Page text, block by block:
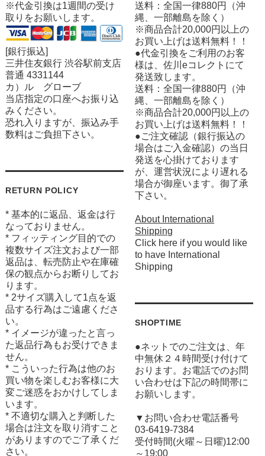
※代金引換は1週間の受け
取りをお願いします。
[銀行振込]
三井住友銀行 渋谷駅前支店
普通 4331144
カ）ル グローブ
当店指定の口座へお振り込
みください。
恐れ入りますが、振込み手
数料はご負担下さい。
RETURN POLICY
* 基本的に返品、返金は行
なっておりません。
* フィッティング目的での
複数サイズ注文および一部
返品は、転売防止や在庫確
保の観点からお断りしてお
ります。
* 2サイズ購入して1点を返
品する行為はご遠慮くださ
い。
* イメージが違ったと言っ
た返品行為もお受けできま
せん。
* こういった行為は他のお
買い物を楽しむお客様に大
変ご迷惑をおかけしてしま
います。
* 不適切な購入と判断した
場合は注文を取り消すこと
がありますのでご了承くだ
さい。
送料：全国一律880円（沖
縄、一部離島を除く）
※商品合計20,000円以上の
お買い上げは送料無料！！
●代金引換をご利用のお客
様は、佐川eコレクトにて
発送致します。
送料：全国一律880円（沖
縄、一部離島を除く）
※商品合計20,000円以上の
お買い上げは送料無料！！
●ご注文確認（銀行振込の
場合はご入金確認）の当日
発送を心掛けております
が、運営状況により遅れる
場合が御座います。御了承
下さい。
About International
Shipping
Click here if you would like
to have International
Shipping
SHOPTIME
●ネットでのご注文は、年
中無休２４時間受け付けて
おります。お電話でのお問
い合わせは下記の時間帯に
お願いします。
▼お問い合わせ電話番号
03-6419-7384
受付時間(火曜～日曜)12:00
～19:00